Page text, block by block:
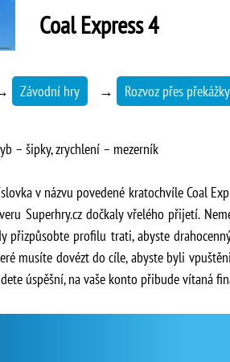
Coal Express 4
Závodní hry → Rozvoz přes překážky
– šipky, zrychlení – mezerník
v názvu povedené kratochvíle Coal
Superhry.cz dočkaly vřelého přijetí.
přizpůsobte profilu trati, abyste
musíte dovézt do cíle, abyste byli
úspěšní, na vaše konto přibude vítaná